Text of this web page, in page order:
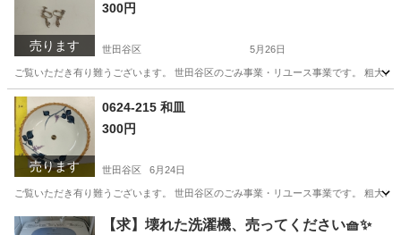
売ります
300円
世田谷区 5月26日
ご覧いただき有り難うございます。 世⽥⾕区のごみ事業・リユース事業です。 粗
東京 世田谷区 アクセサリー
売ります
0624-215 和皿
300円
世田谷区 6月24日
ご覧いただき有り難うございます。 世⽥⾕区のごみ事業・リユース事業です。 粗
東京 世田谷区 食器 リユース
【求】壊れた洗濯機、売ってください🧺✨